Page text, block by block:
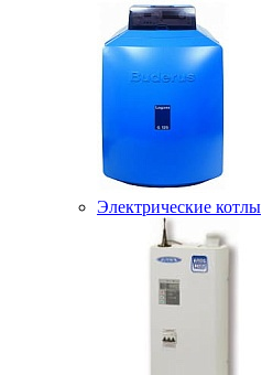
Электрические котлы